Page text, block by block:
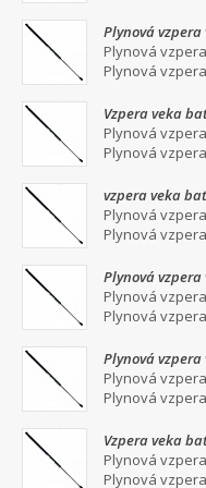
Plynová
Plynová
Plynová
Vzpera veka
Plynová
Plynová
vzpera veka
Plynová
Plynová
Plynová
Plynová
Plynová
Plynová
Plynová
Plynová
Vzpera veka
Plynová
Plynová